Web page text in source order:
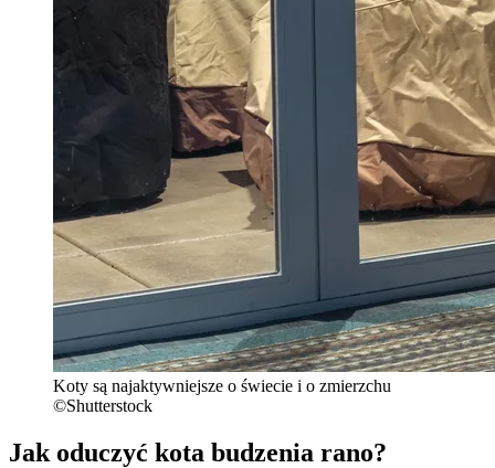
Koty są najaktywniejsze o świecie i o zmierzchu
©Shutterstock
Jak oduczyć kota budzenia rano?